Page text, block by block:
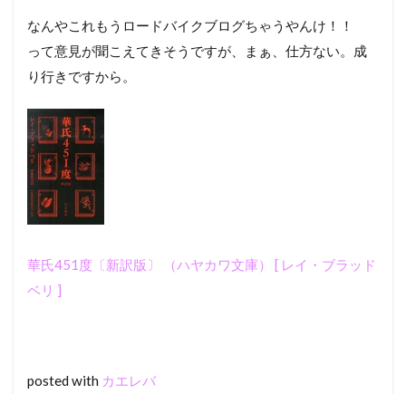
なんやこれもうロードバイクブログちゃうやんけ！！
って意見が聞こえてきそうですが、まぁ、仕方ない。成
り行きですから。
華氏451度〔新訳版〕 （ハヤカワ文庫） [ レイ・ブラッド
ベリ ]
posted with カエレバ